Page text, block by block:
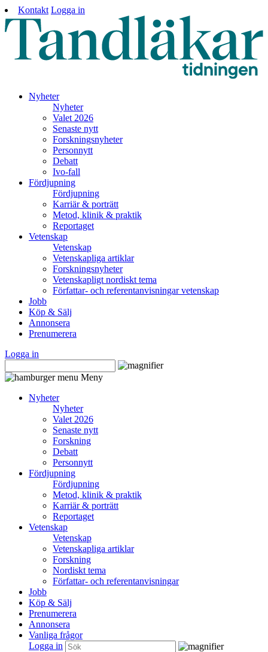
Kontakt Logga in
Nyheter
Nyheter
Valet 2026
Senaste nytt
Forskningsnyheter
Personnytt
Debatt
Ivo-fall
Fördjupning
Fördjupning
Karriär & porträtt
Metod, klinik & praktik
Reportaget
Vetenskap
Vetenskap
Vetenskapliga artiklar
Forskningsnyheter
Vetenskapligt nordiskt tema
Författar- och referentanvisningar vetenskap
Jobb
Köp & Sälj
Annonsera
Prenumerera
Logga in
Meny
Nyheter
Nyheter
Valet 2026
Senaste nytt
Forskning
Debatt
Personnytt
Fördjupning
Fördjupning
Metod, klinik & praktik
Karriär & porträtt
Reportaget
Vetenskap
Vetenskap
Vetenskapliga artiklar
Forskning
Nordiskt tema
Författar- och referentanvisningar
Jobb
Köp & Sälj
Prenumerera
Annonsera
Vanliga frågor
Logga in